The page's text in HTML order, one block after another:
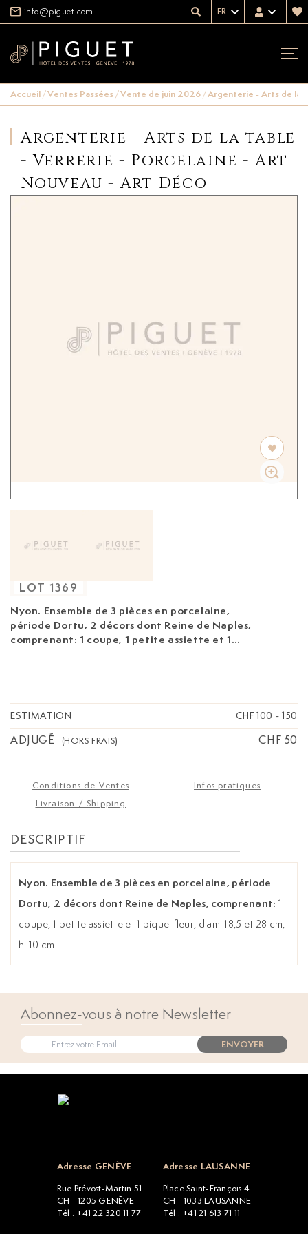
info@piguet.com FR
Accueil/Ventes Passées/Vente de juin 2026/Argenterie - Arts de la
Argenterie - Arts de la table
- Verrerie - Porcelaine - Art
Nouveau - Art Déco
Nyon. Ensemble de 3 pièces en porcelaine,
période Dortu, 2 décors dont Reine de Naples,
comprenant: 1 coupe, 1 petite assiette et 1
LOT 1369
ESTIMATION CHF 100 - 150
ADJUGÉ (HORS FRAIS) CHF 50
Conditions de Ventes
Infos pratiques
Livraison / Shipping
DESCRIPTIF
Nyon. Ensemble de 3 pièces en porcelaine, période
Dortu, 2 décors dont Reine de Naples, comprenant: 1
coupe, 1 petite assiette et 1 pique-fleur, diam. 18,5 et 28 cm,
h. 10 cm
Abonnez-vous à notre Newsletter
ENVOYER
Adresse GENÈVE
Rue Prévost-Martin 51
CH - 1205 GENÈVE
Tél : +41 22 320 11 77
Adresse LAUSANNE
Place Saint-François 4
CH - 1033 LAUSANNE
Tél : +41 21 613 71 11